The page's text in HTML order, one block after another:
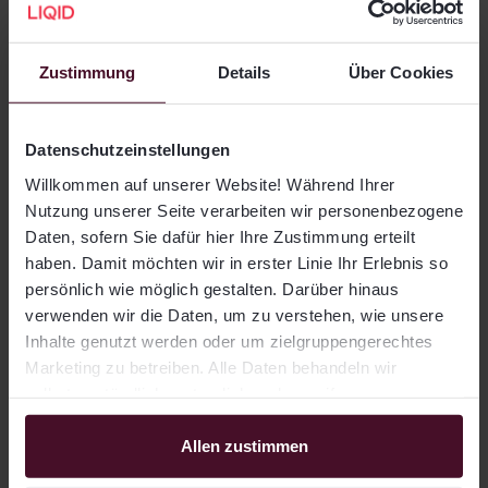
Zustimmung Details Über Cookies
Datenschutzeinstellungen
Willkommen auf unserer Website! Während Ihrer
Nutzung unserer Seite verarbeiten wir personenbezogene
Daten, sofern Sie dafür hier Ihre Zustimmung erteilt
haben. Damit möchten wir in erster Linie Ihr Erlebnis so
persönlich wie möglich gestalten. Darüber hinaus
verwenden wir die Daten, um zu verstehen, wie unsere
Inhalte genutzt werden oder um zielgruppengerechtes
Marketing zu betreiben. Alle Daten behandeln wir
entsprechende Sicherheitsmaßnahmen. Für die
Verarbeitung nutzen wir u.a. Drittanbieter, mit denen wir
entsprechende Auftragsverarbeitungsverträge
Allen zustimmen
sogenannten
weisen oft eine
geringe Korrelation zu traditionellen Aktien- und
Anleihenmärkten auf, was zur
Diversifikationund
liquider Anlagen dabei nicht zwangsläufig ein
Nachteil sein. Sie kann sogar disziplinierend wirken:
Anleger haben weniger Möglichkeit und auch
weniger Anreiz bei kurzfristigen
Marktschwankungen emotional zu reagieren oder
hektisch aus- und wieder einzusteigen. Dasfördert
einen langfristigen Anlagehorizontund erhöht die
liegenden Investments zu profitieren. Gerade in
volatilen Marktphasen kann dieser Effekt ein
entscheidender Vorteil sein.